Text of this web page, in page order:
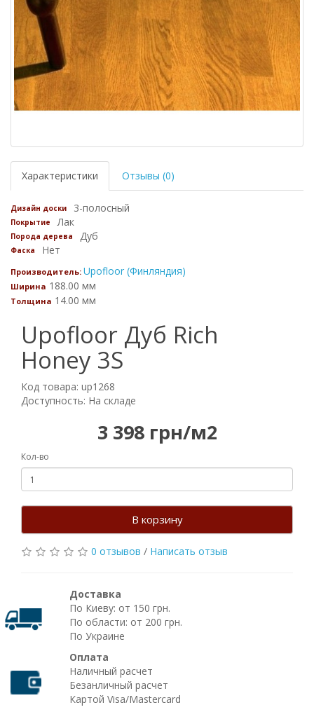
Характеристики Отзывы (0)
Дизайн доски 3-полосный
Покрытие Лак
Порода дерева Дуб
Фаска Нет
Производитель: Upofloor (Финляндия)
Ширина 188.00 мм
Толщина 14.00 мм
Upofloor Дуб Rich
Honey 3S
Код товара: up1268
Доступность: На складе
3 398 грн/м2
Кол-во
В корзину
0 отзывов / Написать отзыв
Доставка
По Киеву: от 150 грн.
По области: от 200 грн.
По Украине
Оплата
Наличный расчет
Безанличный расчет
Картой Visa/Mastercard